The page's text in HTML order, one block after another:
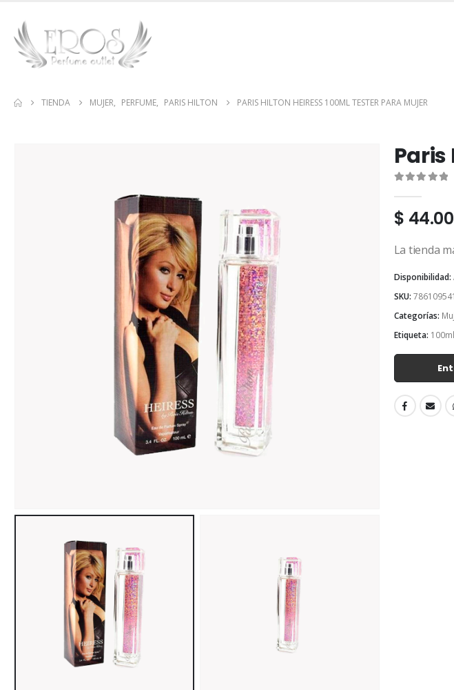
TIENDA MUJER, PERFUME, PARIS HILTON PARIS HILTON HEIRESS 100ML TESTER PARA MUJER
Paris
$ 44.00
La tienda
Disponibilidad:
SKU:
Categorías:
Etiqueta: 100ml